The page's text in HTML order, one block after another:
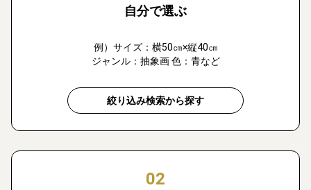
自分で選ぶ
例）サイズ：横50㎝×縦40㎝
ジャンル：抽象画 色：青など
絞り込み検索から探す
02